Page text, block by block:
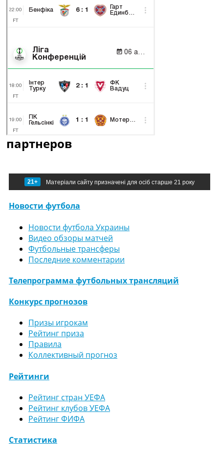
партнеров
21+ Матеріали сайту призначені для осіб старше 21 року
Новости футбола
Новости футбола Украины
Видео обзоры матчей
Футбольные трансферы
Последние комментарии
Телепрограмма футбольных трансляций
Конкурс прогнозов
Призы игрокам
Рейтинг приза
Правила
Коллективный прогноз
Рейтинги
Рейтинг стран УЕФА
Рейтинг клубов УЕФА
Рейтинг ФИФА
Статистика